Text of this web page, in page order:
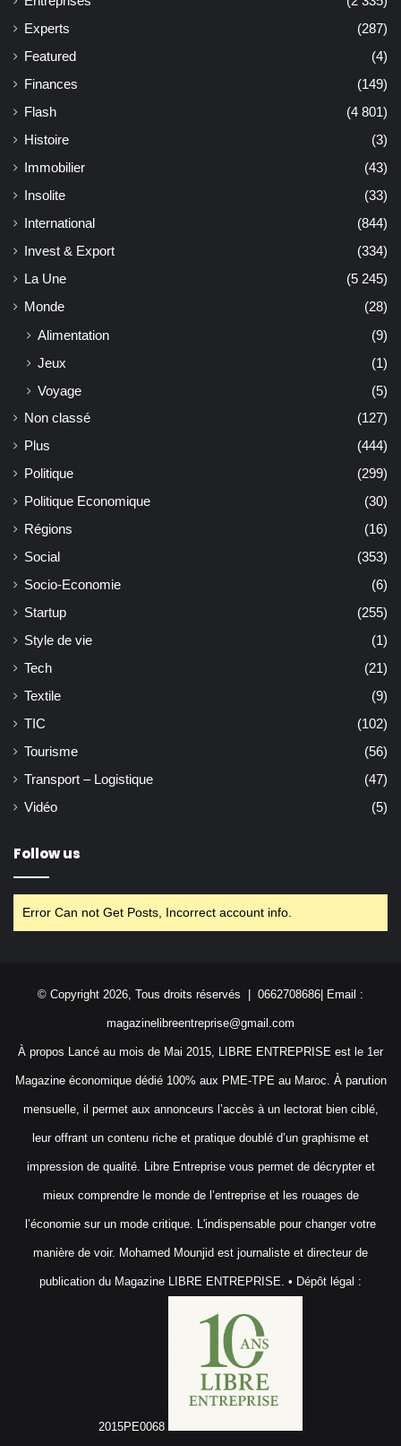
Experts
(287)
Featured
(4)
Finances
(149)
Flash
(4 801)
Histoire
(3)
Immobilier
(43)
Insolite
(33)
International
(844)
Invest & Export
(334)
La Une
(5 245)
Monde
(28)
Alimentation
(9)
Jeux
(1)
Voyage
(5)
Non classé
(127)
Plus
(444)
Politique
(299)
Politique Economique
(30)
Régions
(16)
Social
(353)
Socio-Economie
(6)
Startup
(255)
Style de vie
(1)
Tech
(21)
Textile
(9)
TIC
(102)
Tourisme
(56)
Transport – Logistique
(47)
Vidéo
(5)
Follow us
Error Can not Get Posts, Incorrect account info.
© Copyright 2026, Tous droits réservés | 0662708686| Email :
magazinelibreentreprise@gmail.com
À propos Lancé au mois de Mai 2015, LIBRE ENTREPRISE est le 1er
Magazine économique dédié 100% aux PME-TPE au Maroc. À parution
mensuelle, il permet aux annonceurs l’accès à un lectorat bien ciblé,
leur offrant un contenu riche et pratique doublé d’un graphisme et
impression de qualité. Libre Entreprise vous permet de décrypter et
mieux comprendre le monde de l’entreprise et les rouages de
l’économie sur un mode critique. L'indispensable pour changer votre
manière de voir. Mohamed Mounjid est journaliste et directeur de
publication du Magazine LIBRE ENTREPRISE. • Dépôt légal :
2015PE0068